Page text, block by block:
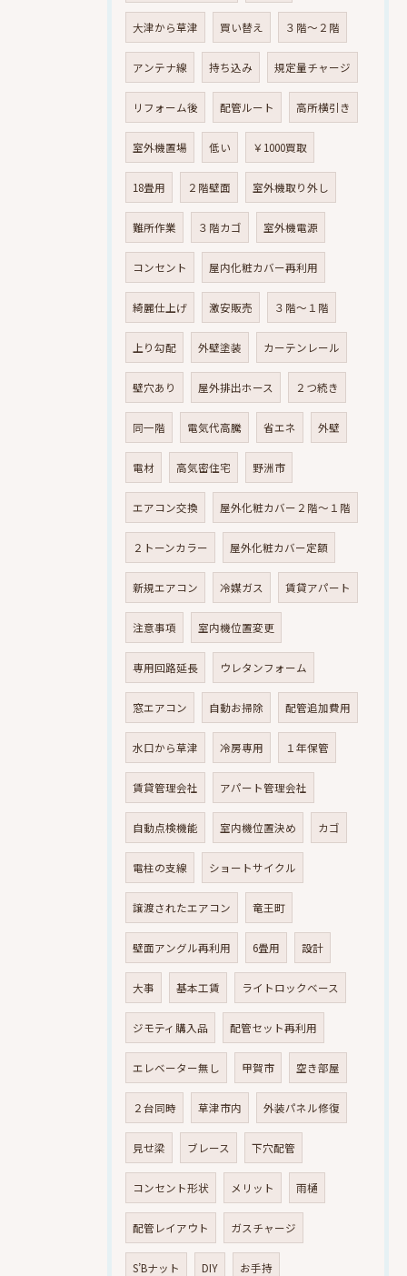
大津から草津 買い替え ３階～２階
アンテナ線 持ち込み 規定量チャージ
リフォーム後 配管ルート 高所横引き
室外機置場 低い ￥1000買取
18畳用 ２階壁面 室外機取り外し
難所作業 ３階カゴ 室外機電源
コンセント 屋内化粧カバー再利用
綺麗仕上げ 激安販売 ３階～１階
上り勾配 外壁塗装 カーテンレール
壁穴あり 屋外排出ホース ２つ続き
同一階 電気代高騰 省エネ 外壁
電材 高気密住宅 野洲市
エアコン交換 屋外化粧カバー２階～１階
２トーンカラー 屋外化粧カバー定額
新規エアコン 冷媒ガス 賃貸アパート
注意事項 室内機位置変更
専用回路延長 ウレタンフォーム
窓エアコン 自動お掃除 配管追加費用
水口から草津 冷房専用 １年保管
賃貸管理会社 アパート管理会社
自動点検機能 室内機位置決め カゴ
電柱の支線 ショートサイクル
譲渡されたエアコン 竜王町
壁面アングル再利用 6畳用 設計
大事 基本工賃 ライトロックベース
ジモティ購入品 配管セット再利用
エレベーター無し 甲賀市 空き部屋
２台同時 草津市内 外装パネル修復
見せ梁 ブレース 下穴配管
コンセント形状 メリット 雨樋
配管レイアウト ガスチャージ
S’Bナット DIY お手持